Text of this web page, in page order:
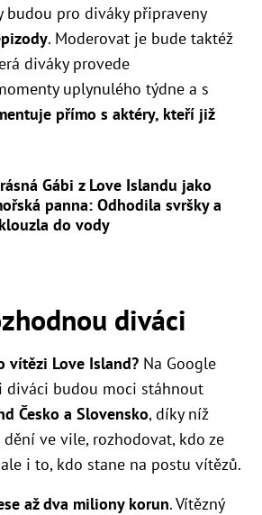
budou pro diváky připraveny
. Moderovat je bude taktéž
diváky provede
uplynulého týdne a s
přímo s aktéry, kteří již
Gábi z Love Islandu jako
panna: Odhodila svršky a
do vody
diváci
vítězi Love Island? Na Google
diváci budou moci stáhnout
Česko a Slovensko, díky níž
ve vile, rozhodovat, kdo ze
i to, kdo stane na postu vítězů.
až dva miliony korun. Vítězný